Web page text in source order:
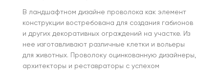
В ландшафтном дизайне проволока как элемент
конструкции востребована для создания габионов
и других декоративных ограждений на участке. Из
нее изготавливают различные клетки и вольеры
для животных. Проволоку оцинкованную дизайнеры,
архитекторы и реставраторы с успехом